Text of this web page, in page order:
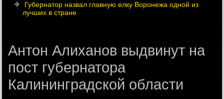
Губернатор назвал главную елку Воронежа одной из
лучших в стране
Антон Алиханов выдвинут на
пост губернатора
Калининградской области